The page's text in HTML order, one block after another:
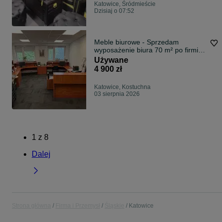
Katowice, Śródmieście
Dzisiaj o 07:52
Meble biurowe - Sprzedam
wyposażenie biura 70 m² po firmie
finansowej – Katowice
Używane
4 900 zł
Katowice, Kostuchna
03 sierpnia 2026
1 z 8
Dalej
Katowice